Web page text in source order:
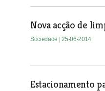
Nova acção de
Sociedade | 25-06-2014
Estacionamento